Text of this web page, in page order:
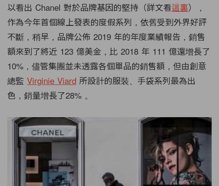
以看出 Chanel 對於品牌基因的堅持（詳文看這裏），
作為今年首個線上發表的度假系列，依舊受到外界好評
不斷，稍早，品牌公佈 2019 年的年度業績報告，銷售
額來到了將近 123 億美金，比 2018 年 111 億還增長了
10%，儘管集團並未透露各個單品的銷售額，但由創意
總監 Virginie Viard 所設計的服裝、手袋系列最為出
色，銷量增長了28% 。